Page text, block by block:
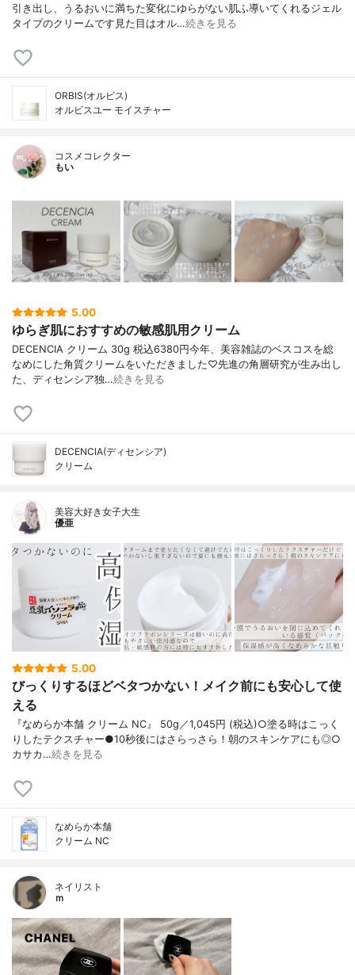
引き出し、うるおいに満ちた変化にゆらがない肌ふ導いてくれるジェル
タイプのクリームです見た目はオル…続きを見る
ORBIS(オルビス)
オルビスユー モイスチャー
コスメコレクター
もい
5.00
ゆらぎ肌におすすめの敏感肌用クリーム
DECENCIA クリーム 30g 税込6380円今年、美容雑誌のベスコスを総
なめにした角質クリームをいただきました♡先進の角層研究が生み出し
た、ディセンシア独…続きを見る
DECENCIA(ディセンシア)
クリーム
美容大好き女子大生
優亜
5.00
びっくりするほどベタつかない！メイク前にも安心して使
える
『なめらか本舗 クリーム NC』 50g／1,045円 (税込)○塗る時はこっく
りしたテクスチャー●10秒後にはさらっさら！朝のスキンケアにも◎○
カサカ…続きを見る
なめらか本舗
クリーム NC
ネイリスト
ｍ